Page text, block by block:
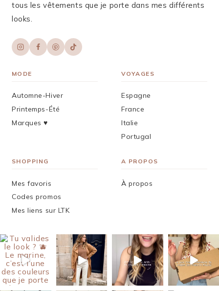
tous les vêtements que je porte dans mes différents
looks.
MODE
Automne-Hiver
Printemps-Été
Marques ♥︎
VOYAGES
Espagne
France
Italie
Portugal
SHOPPING
Mes favoris
Codes promos
Mes liens sur LTK
A PROPOS
À propos